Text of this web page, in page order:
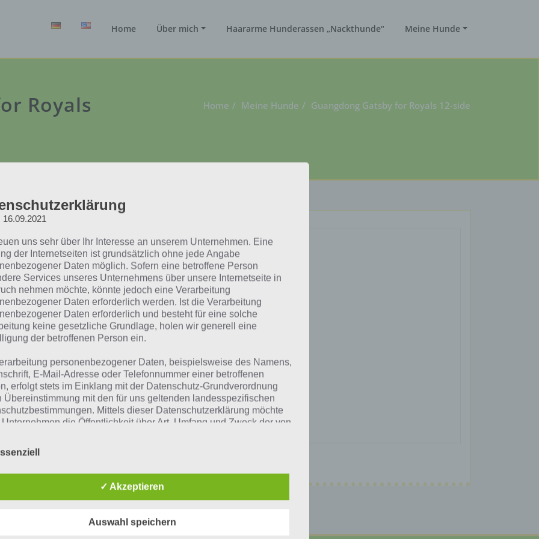
Home Über mich Haararme Hunderassen „Nackthunde“ Meine Hunde
Royals
Home Meine Hunde Guangdong Gatsby for Royals 12-side
16.09.2021
uns sehr über Ihr Interesse an unserem Unternehmen. Eine
der Internetseiten ist grundsätzlich ohne jede Angabe
Daten möglich. Sofern eine betroffene Person
Services unseres Unternehmens über unsere Internetseite in
nehmen möchte, könnte jedoch eine Verarbeitung
Daten erforderlich werden. Ist die Verarbeitung
Daten erforderlich und besteht für eine solche
keine gesetzliche Grundlage, holen wir generell eine
der betroffenen Person ein.
personenbezogener Daten, beispielsweise des Namens,
E-Mail-Adresse oder Telefonnummer einer betroffenen
erfolgt stets im Einklang mit der Datenschutz-Grundverordnung
Übereinstimmung mit den für uns geltenden landesspezifischen
Mittels dieser Datenschutzerklärung möchte
Unternehmen die Öffentlichkeit über Art, Umfang und Zweck der von
Ferner werden betroffene Personen mittels dieser
über die ihnen zustehenden Rechte aufgeklärt.
als für die Verarbeitung Verantwortlicher zahlreiche technische
Maßnahmen umgesetzt, um einen möglichst
Daten sicherzustellen. Dennoch können
Datenübertragungen grundsätzlich Sicherheitslücken
✓ Akzeptieren
Auswahl speichern